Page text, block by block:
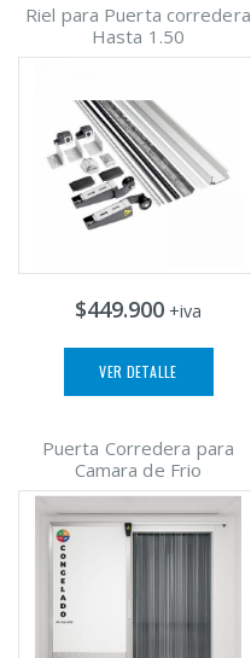
Riel para Puerta corredera
Hasta 1.50
$449.900 +iva
VER DETALLE
Puerta Corredera para
Camara de Frio